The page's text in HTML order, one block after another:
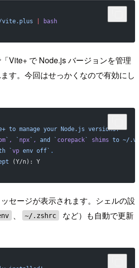
bash
Vite+ で Node.js バージョンを管理
す。今回はせっかくなので有効にし
to manage your Node.js versions?
` , ` npx` , and ` corepack` shims to ~/
` vp env off` .
(Y/n): Y
セージが表示されます。シェルの設
~/.zshrc
など）も自動で更新